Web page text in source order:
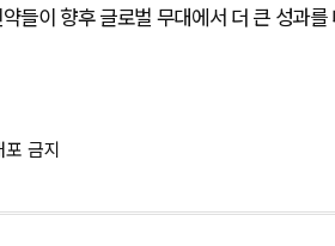
들이 향후 글로벌 무대에서 더 큰 성과
금지